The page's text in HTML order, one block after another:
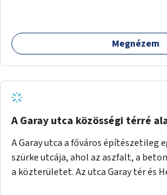
Megnézem
A Garay utca közösségi térré
A Garay utca a főváros építészetileg
szürke utcája, ahol az aszfalt, a
a közterületet. Az utca Garay tér és